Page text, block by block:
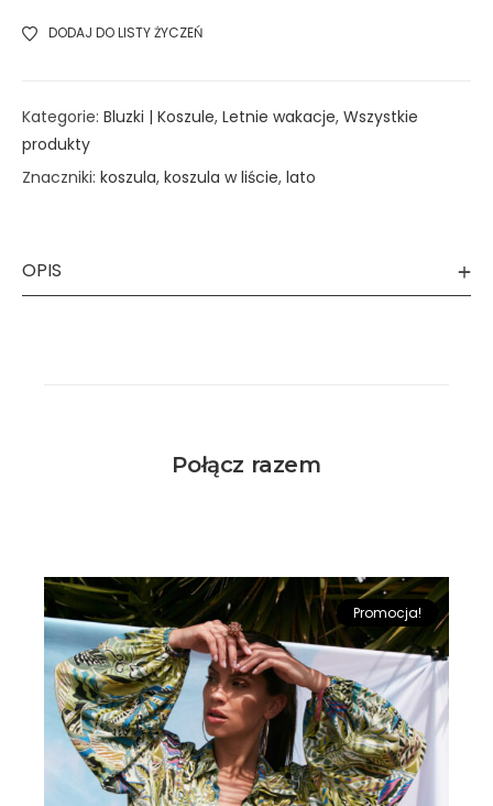
DODAJ DO LISTY ŻYCZEŃ
Kategorie: Bluzki | Koszule, Letnie wakacje, Wszystkie
produkty
Znaczniki: koszula, koszula w liście, lato
OPIS
Połącz razem
Promocja!